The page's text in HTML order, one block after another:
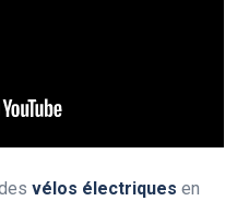
vélos électriques en